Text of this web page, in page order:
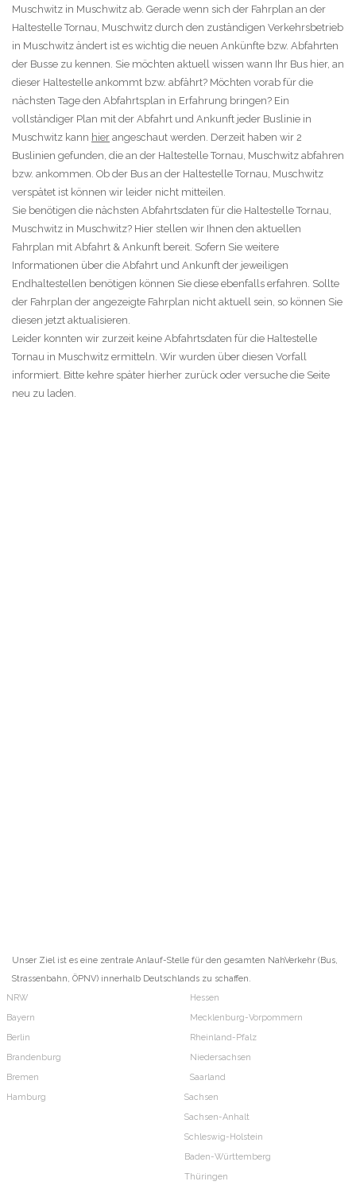
Muschwitz in Muschwitz ab. Gerade wenn sich der Fahrplan an der
Haltestelle Tornau, Muschwitz durch den zuständigen Verkehrsbetrieb
in Muschwitz ändert ist es wichtig die neuen Ankünfte bzw. Abfahrten
der Busse zu kennen. Sie möchten aktuell wissen wann Ihr Bus hier, an
dieser Haltestelle ankommt bzw. abfährt? Möchten vorab für die
nächsten Tage den Abfahrtsplan in Erfahrung bringen? Ein
vollständiger Plan mit der Abfahrt und Ankunft jeder Buslinie in
Muschwitz kann hier angeschaut werden. Derzeit haben wir 2
Buslinien gefunden, die an der Haltestelle Tornau, Muschwitz abfahren
bzw. ankommen. Ob der Bus an der Haltestelle Tornau, Muschwitz
verspätet ist können wir leider nicht mitteilen.
Sie benötigen die nächsten Abfahrtsdaten für die Haltestelle Tornau,
Muschwitz in Muschwitz? Hier stellen wir Ihnen den aktuellen
Fahrplan mit Abfahrt & Ankunft bereit. Sofern Sie weitere
Informationen über die Abfahrt und Ankunft der jeweiligen
Endhaltestellen benötigen können Sie diese ebenfalls erfahren. Sollte
der Fahrplan der angezeigte Fahrplan nicht aktuell sein, so können Sie
diesen jetzt aktualisieren.
Leider konnten wir zurzeit keine Abfahrtsdaten für die Haltestelle
Tornau in Muschwitz ermitteln. Wir wurden über diesen Vorfall
informiert. Bitte kehre später hierher zurück oder versuche die Seite
neu zu laden.
Unser Ziel ist es eine zentrale Anlauf-Stelle für den gesamten NahVerkehr (Bus,
Strassenbahn, ÖPNV) innerhalb Deutschlands zu schaffen.
NRW
Bayern
Berlin
Brandenburg
Bremen
Hamburg
Hessen
Mecklenburg-Vorpommern
Rheinland-Pfalz
Niedersachsen
Saarland
Sachsen
Sachsen-Anhalt
Schleswig-Holstein
Baden-Württemberg
Thüringen